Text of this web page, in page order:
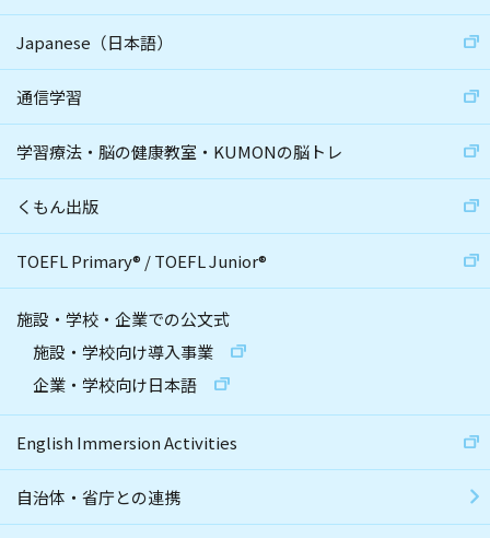
Japanese（日本語）
通信学習
学習療法・脳の健康教室・KUMONの脳トレ
くもん出版
TOEFL Primary® /TOEFL Junior®
施設・学校・企業での公文式
施設・学校向け導入事業
企業・学校向け日本語
English Immersion Activities
自治体・省庁との連携